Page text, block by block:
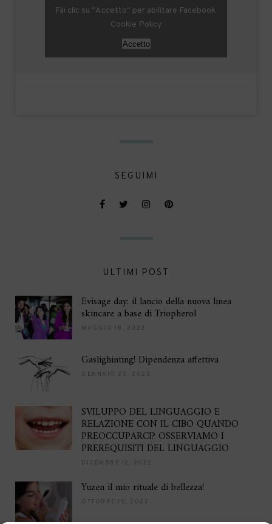
Fai clic su "Accetto" per abilitare Facebook
Cookie Policy
Accetto
SEGUIMI
ULTIMI POST
Evisage day: il lancio della nuova linea
skincare a base di Triopherol
MAGGIO 18, 2023
Gaslighinting! Dipendenza affettiva
GENNAIO 25, 2023
SVILUPPO DEL LINGUAGGIO E
RELAZIONE CON IL CIBO QUANDO
PREOCCUPARCI? OSSERVIAMO I
PREREQUISITI DEL LINGUAGGIO
DICEMBRE 12, 2022
Yuzen il mio rituale di bellezza!
OTTOBRE 10, 2022